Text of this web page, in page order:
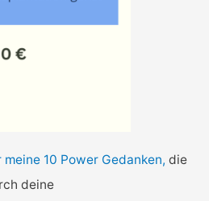
10 Power Gedanken, die
deine